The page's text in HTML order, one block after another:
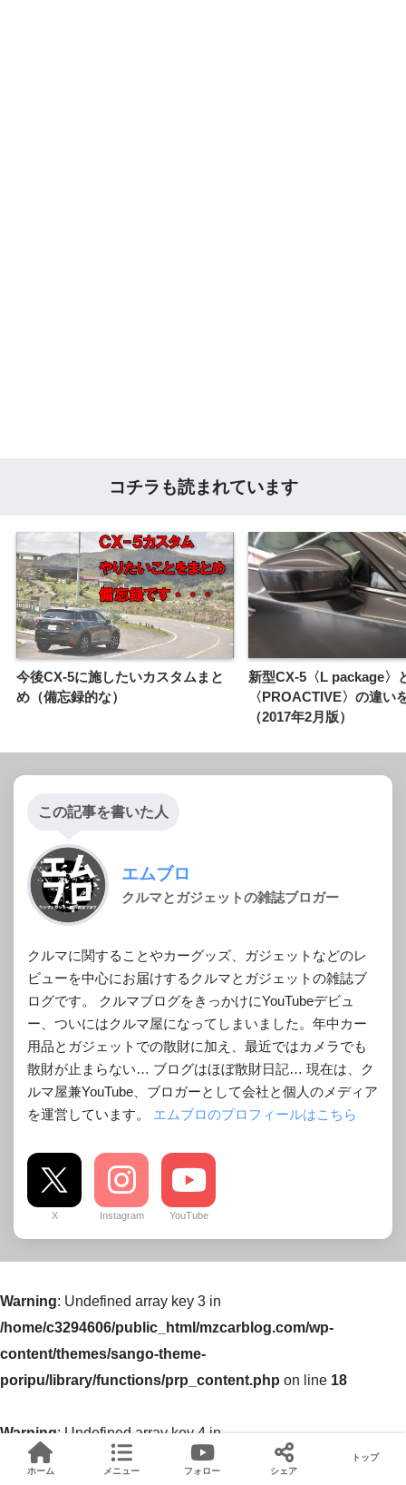
コチラも読まれています
今後CX-5に施したいカスタムまと
め（備忘録的な）
新型CX-5〈L package〉
〈PROACTIVE〉の違い
（2017年2月版）
この記事を書いた人
エムブロ
クルマとガジェットの雑誌ブロガー
クルマに関することやカーグッズ、ガジェットなどのレ
ビューを中心にお届けするクルマとガジェットの雑誌ブ
ログです。 クルマブログをきっかけにYouTubeデビュ
ー、ついにはクルマ屋になってしまいました。年中カー
用品とガジェットでの散財に加え、最近ではカメラでも
散財が止まらない… ブログはほぼ散財日記… 現在は、ク
ルマ屋兼YouTube、ブロガーとして会社と個人のメディア
を運営しています。 エムブロのプロフィールはこちら
X Instagram YouTube
Warning: Undefined array key 3 in
/home/c3294606/public_html/mzcarblog.com/wp-
content/themes/sango-theme-
poripu/library/functions/prp_content.php on line 18
Warning: Undefined array key 4 in
/home/c3294606/public_html/mzcarblog.com/wp-
ホーム メニュー フォロー シェア
トップ